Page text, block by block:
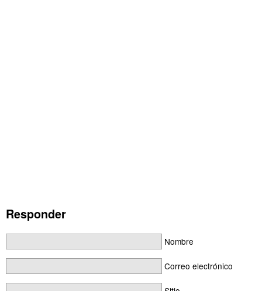
Responder
Nombre
Correo electrónico